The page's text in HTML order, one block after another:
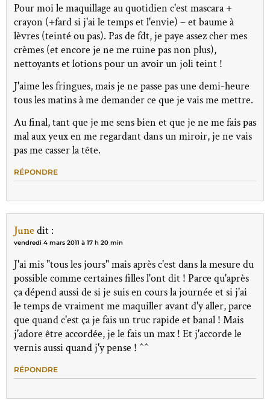
Pour moi le maquillage au quotidien c'est mascara +
crayon (+fard si j'ai le temps et l'envie) – et baume à
lèvres (teinté ou pas). Pas de fdt, je paye assez cher mes
crèmes (et encore je ne me ruine pas non plus),
nettoyants et lotions pour un avoir un joli teint !
J'aime les fringues, mais je ne passe pas une demi-heure
tous les matins à me demander ce que je vais me mettre.
Au final, tant que je me sens bien et que je ne me fais pas
mal aux yeux en me regardant dans un miroir, je ne vais
pas me casser la tête.
RÉPONDRE
Junedit :
vendredi 4 mars 2011 à 17 h 20 min
J'ai mis "tous les jours" mais après c'est dans la mesure du
possible comme certaines filles l'ont dit ! Parce qu'après
ça dépend aussi de si je suis en cours la journée et si j'ai
le temps de vraiment me maquiller avant d'y aller, parce
que quand c'est ça je fais un truc rapide et banal ! Mais
j'adore être accordée, je le fais un max ! Et j'accorde le
vernis aussi quand j'y pense ! ^^
RÉPONDRE